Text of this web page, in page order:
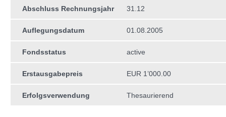
Abschluss Rechnungsjahr 31.12
Auflegungsdatum 01.08.2005
Fondsstatus active
Erstausgabepreis EUR 1’000.00
Erfolgsverwendung Thesaurierend